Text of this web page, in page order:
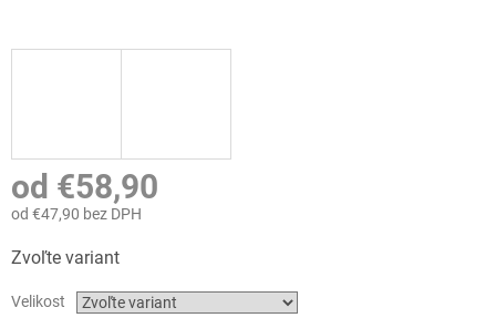
od €58,90
od €47,90 bez DPH
cena:
Zvoľte variant
Velikost